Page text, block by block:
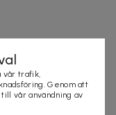
vår trafik,
Genom att
vår användning av